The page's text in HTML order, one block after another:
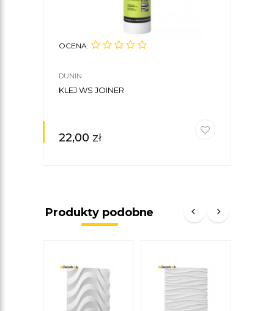
OCENA:
DUNIN
KLEJ WS JOINER
22,00 zł
Produkty podobne